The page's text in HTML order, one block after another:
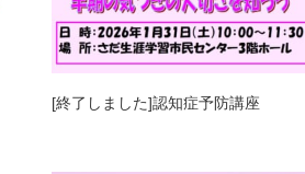
[終了しました]認知症予防講座